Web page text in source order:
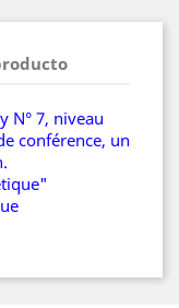
N° 7, niveau
conférence, un